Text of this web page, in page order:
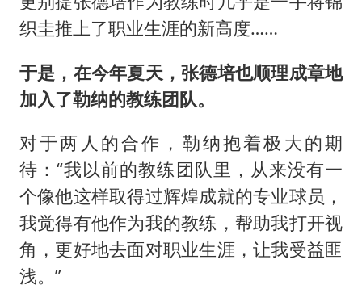
织圭推上了职业生涯的新高度……
于是，在今年夏天，张德培也顺理成章地
加入了勒纳的教练团队。
对于两人的合作，勒纳抱着极大的期
待：“我以前的教练团队里，从来没有一
个像他这样取得过辉煌成就的专业球员，
我觉得有他作为我的教练，帮助我打开视
角，更好地去面对职业生涯，让我受益匪
浅。”